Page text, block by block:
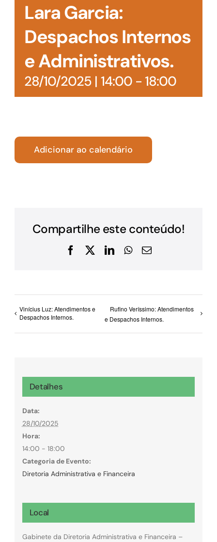
Lara Garcia:
Despachos Internos
e Administrativos.
28/10/2025 | 14:00- 18:00
Adicionar ao calendário
Compartilhe este conteúdo!
Facebook
X LinkedInWhatsApp
E-
Vinícius Luz: Atendimentos e
Despachos Internos.
Rufino Veríssimo: Atendimentos
e Despachos Internos.
Detalhes
Data:
28/10/2025
Hora:
14:00 - 18:00
Categoria de Evento:
Diretoria Administrativa e Financeira
Local
Gabinete da Diretoria Administrativa e Financeira –